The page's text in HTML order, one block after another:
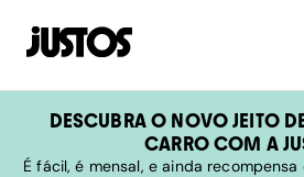
DESCUBRA O NOVO JEITO
CARRO COM A
É fácil, é mensal, e ainda